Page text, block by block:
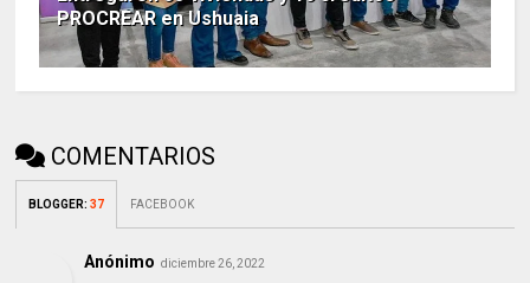
PROCREAR en Ushuaia
COMENTARIOS
BLOGGER:37 FACEBOOK
Anónimo diciembre 26, 2022